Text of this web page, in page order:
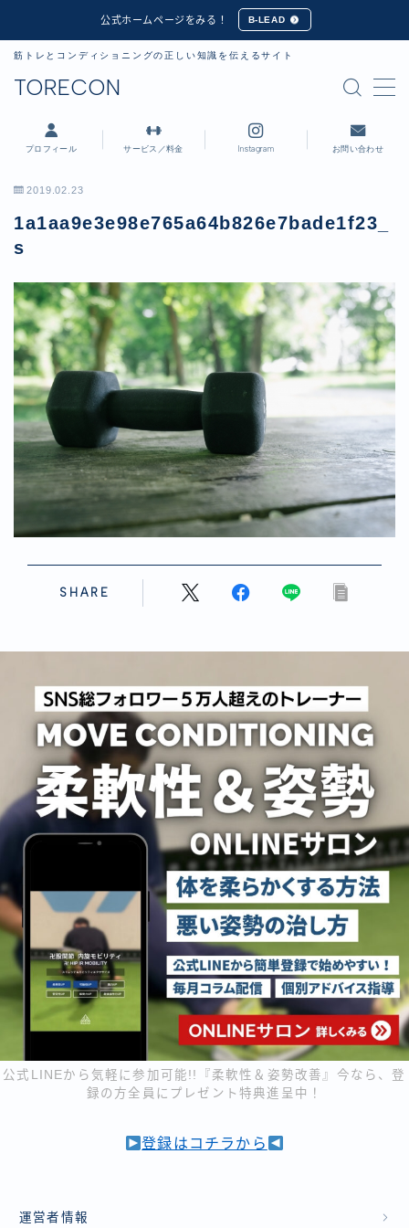
公式ホームページをみる！ B-LEAD
TORECON
筋トレとコンディショニングの正しい知識を伝えるサイト
MENU
プロフィール
公式ホームページ
プロフィール サービス／料金 Instagram お問い合わせ
2019.02.23
1a1aa9e3e98e765a64b826e7bade1f23_
s
SHARE
公式LINEから気軽に参加可能!!『柔軟性＆姿勢改善』今なら、登
録の方全員にプレゼント特典進呈中！
登録はコチラから
運営者情報